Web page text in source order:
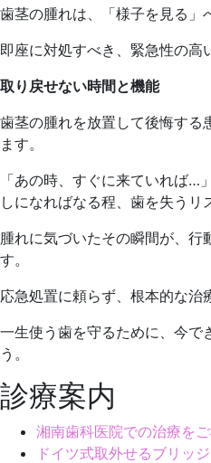
歯茎の腫れは、「様子を見る」
即座に対処すべき、緊急性の高
取り戻せない時間と機能
歯茎の腫れを放置して後悔する
ます。
「あの時、すぐに来ていれば…
しになればなる程、歯を失うリ
腫れに気づいたその瞬間が、行
す。
応急処置に頼らず、根本的な治
一生使う歯を守るために、今で
う。
診療案内
湘南歯科医院での治療を
ドイツ式取外せるブリッジ